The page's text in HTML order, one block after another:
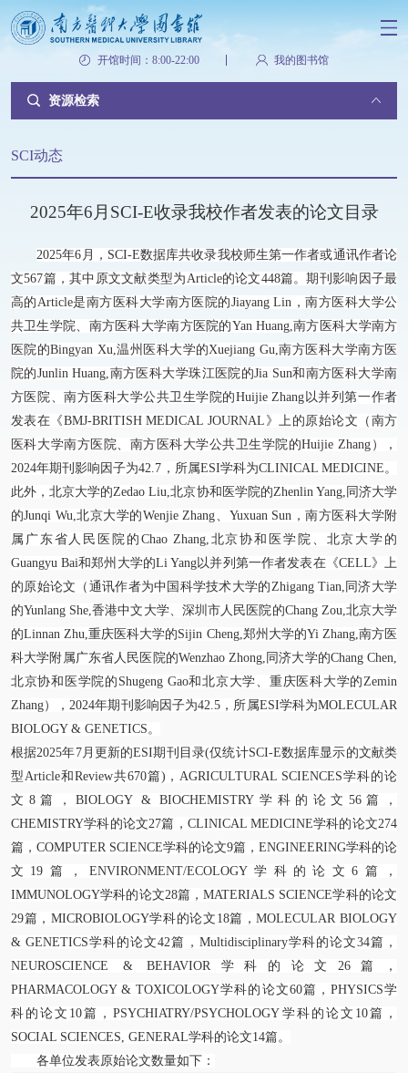
开馆时间：8:00-22:00 我的图书馆
资源检索
SCI动态
2025年6月SCI-E收录我校作者发表的论文目录
2025年6 月，SCI-E数据库共收录我校师生第一作者或通讯作者论
文567篇，其中原文文献类型为Article的论文448篇。期刊影响因子最
高的Article是南方医科大学南方医院的Jiayang Lin，南方医科大学公
共卫生学院、南方医科大学南方医院的Yan Huang,南方医科大学南方
医院的Bingyan Xu,温州医科大学的Xuejiang Gu,南方医科大学南方医
院的Junlin Huang,南方医科大学珠江医院的Jia Sun和南方医科大学南
方医院、南方医科大学公共卫生学院的Huijie Zhang以并列第一作者
发表在《BMJ-BRITISH MEDICAL JOURNAL 》上的原始论文（南方
医科大学南方医院、南方医科大学公共卫生学院的Huijie Zhang），
2024年期刊影响因子为42.7 ，所属ESI学科为CLINICAL MEDICINE 。
此外，北京大学的Zedao Liu,北京协和医学院的Zhenlin Yang,同济大学
的Junqi Wu,北京大学的Wenjie Zhang、Yuxuan Sun，南方医科大学附
属广东省人民医院的Chao Zhang,北京协和医学院、北京大学的
Guangyu Bai和郑州大学的Li Yang以并列第一作者发表在《CELL》上
的原始论文（通讯作者为中国科学技术大学的Zhigang Tian,同济大学
的Yunlang She,香港中文大学、深圳市人民医院的Chang Zou,北京大学
的Linnan Zhu,重庆医科大学的Sijin Cheng,郑州大学的Yi Zhang,南方医
科大学附属广东省人民医院的Wenzhao Zhong,同济大学的Chang Chen,
北京协和医学院的Shugeng Gao和北京大学、重庆医科大学的Zemin
Zhang）， 2024年期刊影响因子为42.5 ，所属ESI学科为MOLECULAR
BIOLOGY & GENETICS 。
根据2025年7月更新的ESI期刊目录(仅统计SCI-E数据库显示的文献类
型Article和Review共670篇)，AGRICULTURAL SCIENCES学科的论
文8篇，BIOLOGY & BIOCHEMISTRY学科的论文 56篇，
CHEMISTRY学科的论文27篇，CLINICAL MEDICINE学科的论文274
篇，COMPUTER SCIENCE学科的论文9篇，ENGINEERING学科的论
文 19 篇，ENVIRONMENT/ECOLOGY学科的论文6 篇，
IMMUNOLOGY学科的论文28篇，MATERIALS SCIENCE学科的论文
29篇，MICROBIOLOGY学科的论文 18篇，MOLECULAR BIOLOGY
& GENETICS学科的论文42篇，Multidisciplinary学科的论文34篇，
NEUROSCIENCE & BEHAVIOR学科的论文 26篇，
PHARMACOLOGY & TOXICOLOGY学科的论文60篇，PHYSICS学
科的论文 10篇，PSYCHIATRY/PSYCHOLOGY学科的论文10篇，
SOCIAL SCIENCES, GENERAL学科的论文14篇。
各单位发表原始论文数量如下：